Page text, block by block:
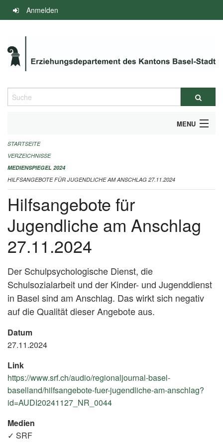
Navigation
überspringen
Anmelden
Suche
MENU
INFOS ZUM ED-MEDIENSPIEGEL
IMPRESSUM
STARTSEITE
VERZEICHNISSE
MEDIENSPIEGEL 2024
HILFSANGEBOTE FÜR JUGENDLICHE AM ANSCHLAG 27.11.2024
Hilfsangebote für
Jugendliche am Anschlag
27.11.2024
Der Schulpsychologische Dienst, die
Schulsozialarbeit und der Kinder- und Jugenddienst
in Basel sind am Anschlag. Das wirkt sich negativ
auf die Qualität dieser Angebote aus.
Datum
27.11.2024
Link
https://www.srf.ch/audio/regionaljournal-basel-
baselland/hilfsangebote-fuer-jugendliche-am-anschlag?
id=AUDI20241127_NR_0044
Medien
✓ SRF